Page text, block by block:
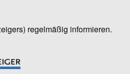
regelmäßig informieren.